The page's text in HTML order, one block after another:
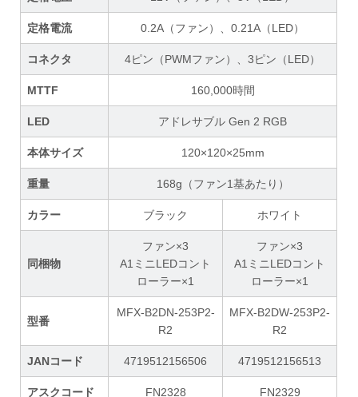
定格電流 0.2A（ファン）、0.21A（LED）
コネクタ 4ピン（PWMファン）、3ピン（LED）
MTTF 160,000時間
LED アドレサブル Gen 2 RGB
本体サイズ 120×120×25mm
重量 168g（ファン1基あたり）
カラー ブラック ホワイト
同梱物
ファン×3
A1ミニLEDコント
ローラー×1
ファン×3
A1ミニLEDコント
ローラー×1
型番
MFX-B2DN-253P2-
R2
MFX-B2DW-253P2-
R2
JANコード 4719512156506 4719512156513
アスクコード FN2328 FN2329